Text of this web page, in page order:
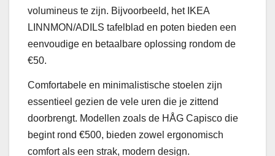
volumineus te zijn. Bijvoorbeeld, het IKEA
LINNMON/ADILS tafelblad en poten bieden een
eenvoudige en betaalbare oplossing rondom de
€50.
Comfortabele en minimalistische stoelen zijn
essentieel gezien de vele uren die je zittend
doorbrengt. Modellen zoals de HÅG Capisco die
begint rond €500, bieden zowel ergonomisch
comfort als een strak, modern design.